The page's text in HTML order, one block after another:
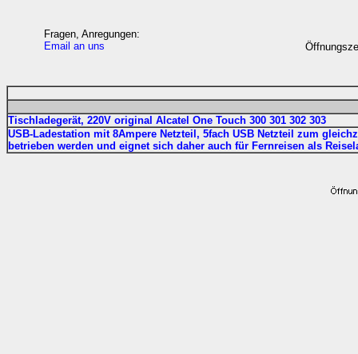
Fragen, Anregungen:
Email an uns
Tischladegerät, 220V original Alcatel One Touch 300 301 302 303
USB-Ladestation mit 8Ampere Netzteil, 5fach USB Netzteil zum
betrieben werden und eignet sich daher auch für Fernreisen als